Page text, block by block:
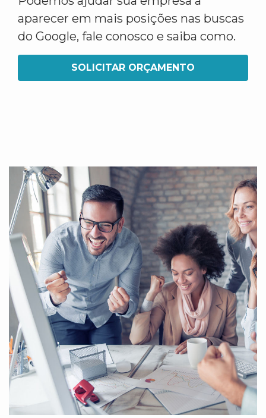
aparecer em mais posições nas buscas
do Google, fale conosco e saiba como.
SOLICITAR ORÇAMENTO